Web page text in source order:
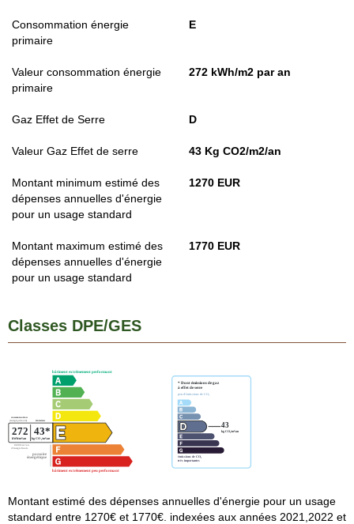
Consommation énergie
primaire
E
Valeur consommation énergie
primaire
272 kWh/m2 par an
Gaz Effet de Serre D
Valeur Gaz Effet de serre 43 Kg CO2/m2/an
Montant minimum estimé des
dépenses annuelles d'énergie
pour un usage standard
1270 EUR
Montant maximum estimé des
dépenses annuelles d'énergie
pour un usage standard
1770 EUR
Classes DPE/GES
Montant estimé des dépenses annuelles d'énergie pour un usage
standard entre 1270€ et 1770€. indexées aux années 2021,2022 et